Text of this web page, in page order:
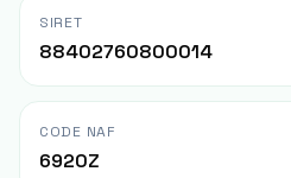
SIRET
88402760800014
CODE NAF
6920Z